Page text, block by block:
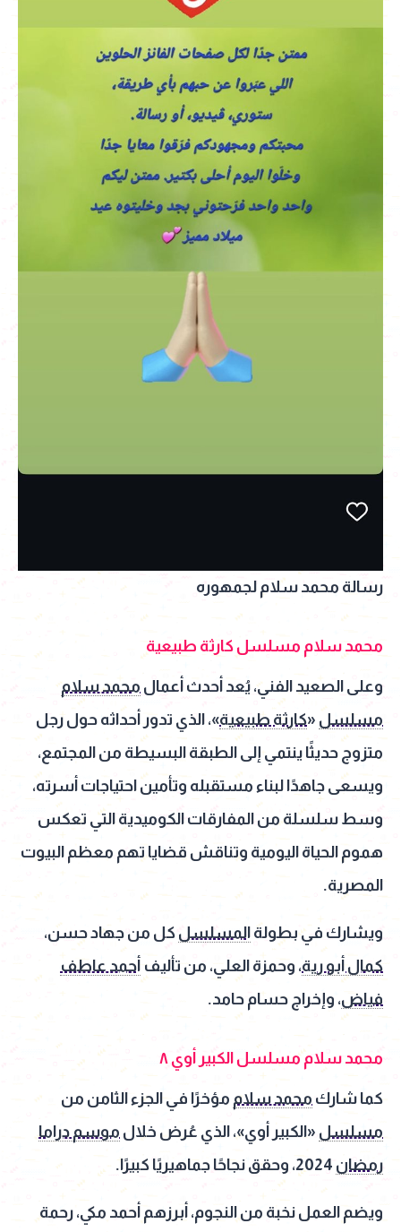
رسالة محمد سلام لجمهوره
محمد سلام مسلسل كارثة طبيعية
وعلى الصعيد الفني، يُعد أحدث أعمال محمد سلام
مسلسل «كارثة طبيعية»، الذي تدور أحداثه حول رجل
متزوج حديثًا ينتمي إلى الطبقة البسيطة من المجتمع،
ويسعى جاهدًا لبناء مستقبله وتأمين احتياجات أسرته،
وسط سلسلة من المفارقات الكوميدية التي تعكس
هموم الحياة اليومية وتناقش قضايا تهم معظم البيوت
المصرية.
ويشارك في بطولة المسلسل كل من جهاد حسن،
كمال أبو رية، وحمزة العلي، من تأليف أحمد عاطف
فياض، وإخراج حسام حامد.
محمد سلام مسلسل الكبير أوي ٨
كما شارك محمد سلام مؤخرًا في الجزء الثامن من
مسلسل «الكبير أوي»، الذي عُرض خلال موسم دراما
رمضان
ويضم العمل نخبة من النجوم، أبرزهم أحمد مكي، رحمة